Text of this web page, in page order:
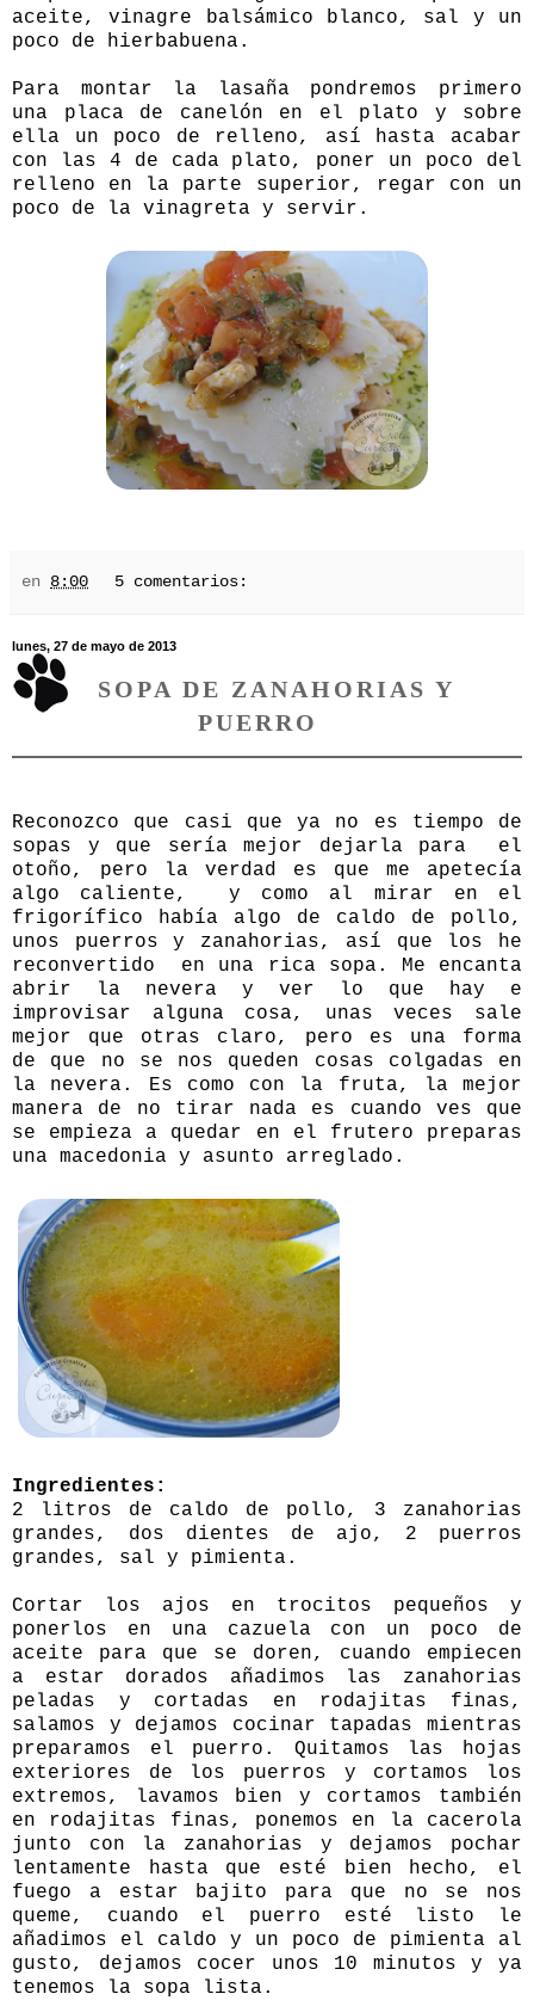
aceite, vinagre balsámico blanco, sal y un
poco de hierbabuena.
Para montar la lasaña pondremos primero
una placa de canelón en el plato y sobre
ella un poco de relleno, así hasta acabar
con las 4 de cada plato, poner un poco del
relleno en la parte superior, regar con un
poco de la vinagreta y servir.
en 8:00 5 comentarios:
lunes, 27 de mayo de 2013
SOPA DE ZANAHORIAS Y
PUERRO
Reconozco que casi que ya no es tiempo de
sopas y que sería mejor dejarla para el
otoño, pero la verdad es que me apetecía
algo caliente, y como al mirar en el
frigorífico había algo de caldo de pollo,
unos puerros y zanahorias, así que los he
reconvertido en una rica sopa. Me encanta
abrir la nevera y ver lo que hay e
improvisar alguna cosa, unas veces sale
mejor que otras claro, pero es una forma
de que no se nos queden cosas colgadas en
la nevera. Es como con la fruta, la mejor
manera de no tirar nada es cuando ves que
se empieza a quedar en el frutero preparas
una macedonia y asunto arreglado.
Ingredientes:
2 litros de caldo de pollo, 3 zanahorias
grandes, dos dientes de ajo, 2 puerros
grandes, sal y pimienta.
Cortar los ajos en trocitos pequeños y
ponerlos en una cazuela con un poco de
aceite para que se doren, cuando empiecen
a estar dorados añadimos las zanahorias
peladas y cortadas en rodajitas finas,
salamos y dejamos cocinar tapadas mientras
preparamos el puerro. Quitamos las hojas
exteriores de los puerros y cortamos los
extremos, lavamos bien y cortamos también
en rodajitas finas, ponemos en la cacerola
junto con la zanahorias y dejamos pochar
lentamente hasta que esté bien hecho, el
fuego a estar bajito para que no se nos
queme, cuando el puerro esté listo le
añadimos el caldo y un poco de pimienta al
gusto, dejamos cocer unos 10 minutos y ya
tenemos la sopa lista.